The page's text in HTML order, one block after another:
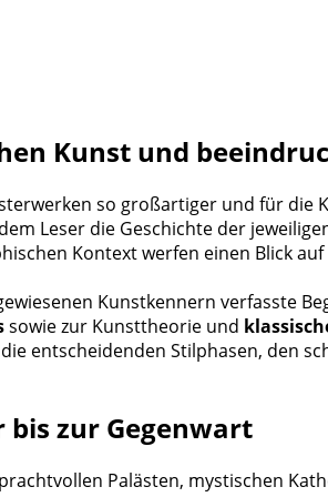
Kunst und
so großartiger und für die
Leser die Geschichte der
Kontext werfen einen Blick
Kunstkennern verfasste
sowie zur Kunsttheorie und
entscheidenden Stilphasen, den
zur Gegenwart
Palästen, mystischen